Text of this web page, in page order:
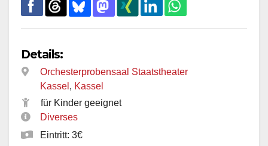
Details:
Orchesterprobensaal Staatstheater
Kassel , Kassel
für Kinder geeignet
Diverses
Eintritt: 3€